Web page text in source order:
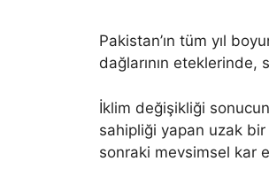
Pakistan’ın tüm yıl
dağlarının
İklim değişikliği
sahipliği yapan uzak bir
sonraki mevsimsel kar